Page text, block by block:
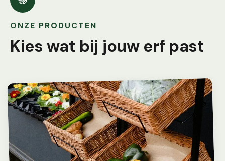
ONZE PRODUCTEN
Kies wat bij jouw erf past